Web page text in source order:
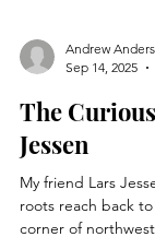
Sep 14, 2025
The
Jessen